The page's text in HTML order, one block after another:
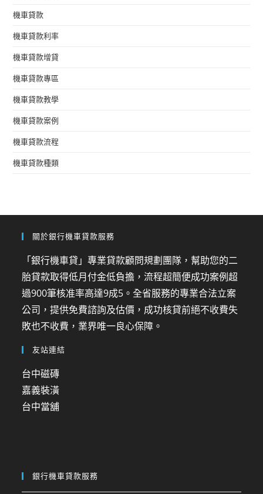
機車貸款
機車貸款利率
機車貸款增貸
機車貸款專區
機車貸款教學
機車貸款案例
機車貸款流程
機車貸款種類
關於銀行機車貸款服務
「銀行機車貸」專業貸款顧問規劃團隊，幫助您的二
胎貸款取得低月付金低負擔，流程超簡便成功案例超
過900筆核准率高達9成5。全省服務的專業合法立案
公司，提供免費諮詢及估價，成功核貸前絕不收費失
敗也不收費，業界唯一良心保障。
友站連結
台中磁磚
嘉義裝潢
台中當舖
銀行機車貸款服務